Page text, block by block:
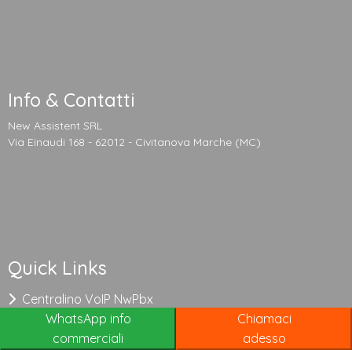
Info & Contatti
New Assistent SRL
Via Einaudi 168 - 62012 - Civitanova Marche (MC)
Quick Links
Centralino VoIP NwPbx
Centralino per strutture mediche
WhatsApp info
commerciali
Chiamaci
adesso